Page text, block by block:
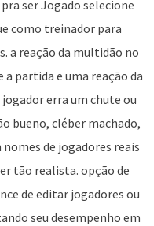
ser Jogado selecione
como treinador para
a reação da multidão no
partida e uma reação da
erra um chute ou
bueno, cléber machado,
de jogadores reais
tão realista. opção de
de editar jogadores ou
seu desempenho em